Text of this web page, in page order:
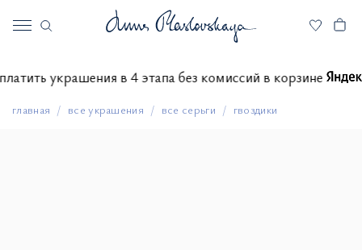
оплатить украшения в 4 этапа без комиссий в корзине
главная все украшения все серьги гвоздики